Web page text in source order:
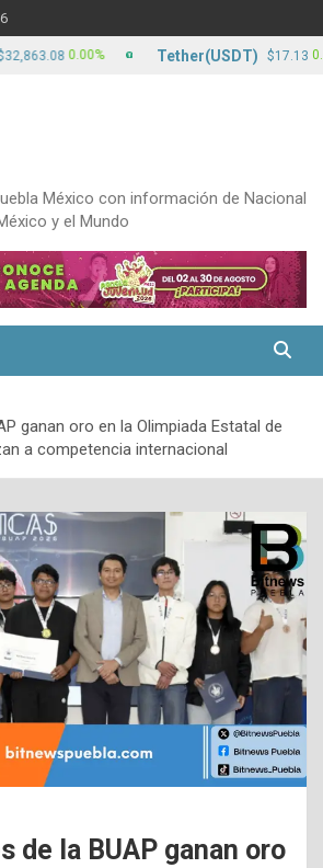
México con información de Nacional
y el Mundo
ganan oro en la Olimpiada Estatal de
a competencia internacional
de la BUAP ganan oro
0.00% Tether(USDT) $17.13 0.00%